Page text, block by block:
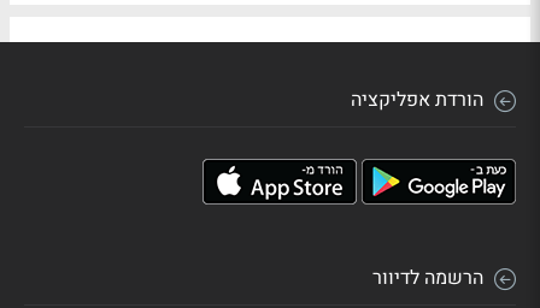
הורדת אפליקציה
הרשמה לדיוור